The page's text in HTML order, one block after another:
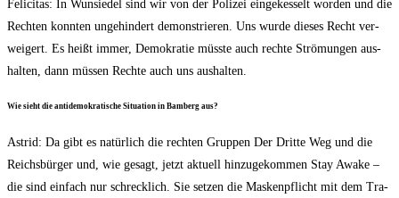
Feli­ci­tas: In Wun­sie­del sind wir von der Poli­zei ein­ge­kes­selt wor­den und die
Rech­ten konn­ten unge­hin­dert demons­trie­ren. Uns wur­de die­ses Recht ver­
wei­gert. Es heißt immer, Demo­kra­tie müss­te auch rech­te Strö­mun­gen aus­
hal­ten, dann müs­sen Rech­te auch uns aushalten.
Wie sieht die anti­de­mo­kra­ti­sche Situa­ti­on in Bam­berg aus?
Astrid: Da gibt es natür­lich die rech­ten Grup­pen Der Drit­te Weg und die
Reichs­bür­ger und, wie gesagt, jetzt aktu­ell hin­zu­ge­kom­men Stay Awa­ke –
die sind ein­fach nur schreck­lich. Sie set­zen die Mas­ken­pflicht mit dem Tra­